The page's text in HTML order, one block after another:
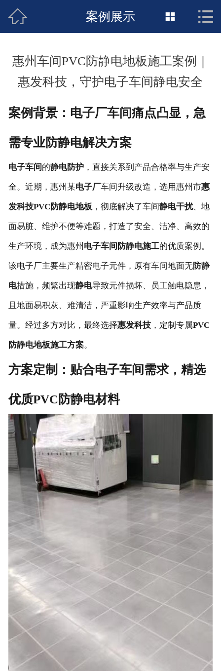
 接地工程首页
新闻动态
工程施工
荣誉资质
联络惠发
 案例展示  
惠州车间PVC防静电地板施工案例｜
惠发科技，守护电子车间静电安全
案例背景：电子厂车间痛点凸显，急
需专业防静电解决方案
电子车间 的静电防护，直接关系到产品合格率与生产安
全。近期，惠州某电子厂车间升级改造，选用惠州市惠
发科技PVC防静电地板 ，彻底解决了车间静电干扰、地
面易脏、维护不便等难题，打造了安全、洁净、高效的
生产环境，成为惠州 电子车间防静电施工的优质案例。
该电子厂主要生产精密电子元件，原有车间地面无防静
电措施，频繁出现静电导致元件损坏、员工触电隐患，
且地面易积灰、难清洁，严重影响生产效率与产品质
量。经过多方对比，最终选择惠发科技，定制专属PVC
防静电地板施工方案。
方案定制：贴合电子车间需求，精选
优质PVC防静电材料